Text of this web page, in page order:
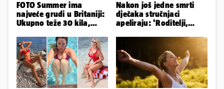
FOTO Summer ima
najveće grudi u Britaniji:
Ukupno teže 30 kila,
smanjivanju...
Nakon još jedne smrti
dječaka stručnjaci
apeliraju: 'Roditelji,